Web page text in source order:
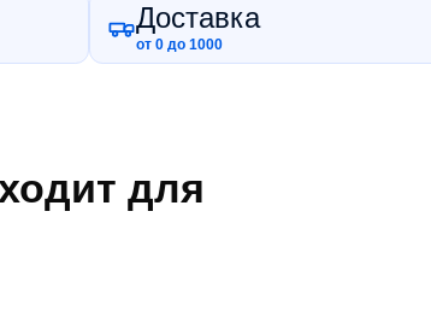
Доставка
от 0 до 1000
для